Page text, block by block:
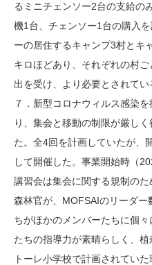
るミニチェンソー2台の支給の
機1台、チェンソー1台の購入
ーの居住するキャンプ3村とキ
キロほどあり、それぞれの村
出を受け、より必要とされてい
７．新型コロナウィルス感染
り、集会と移動の制限が厳し
た。全4回を計画していたが、
して開催した。事業開始時（
講習会は集会に関する規制の
森林官が、MOFSAIのリーダー
ちがほかのメンバーたちに個
たちの指導力が素晴らしく、植
トーレ小学校で計画されてい